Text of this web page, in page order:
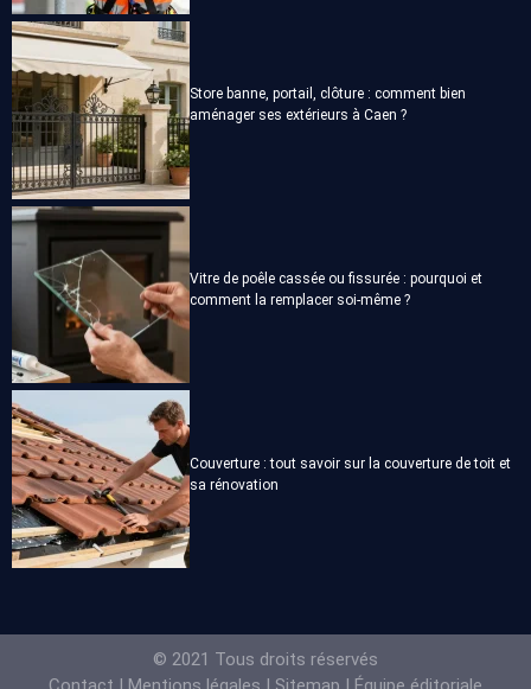
Store banne, portail, clôture : comment bien
aménager ses extérieurs à Caen ?
Vitre de poêle cassée ou fissurée : pourquoi et
comment la remplacer soi-même ?
Couverture : tout savoir sur la couverture de toit et
sa rénovation
© 2021 Tous droits réservés